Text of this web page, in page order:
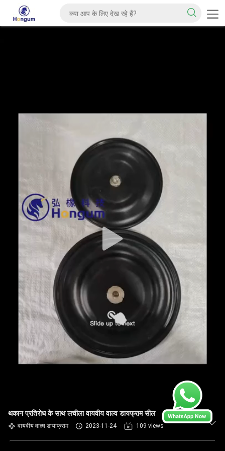
थकान प्रतिरोध के साथ लचीला वायवीय वाल्व डायफ्राम सील
वायवीय वाल्व डायाफ्राम 2023-11-24 109 views